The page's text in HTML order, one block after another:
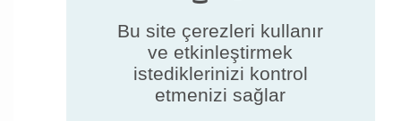
Bana e-posta ile gönderilen ticari
bilgileri almayı kabul ediyorum.
Bu site çerezleri kullanır
ve etkinleştirmek
istediklerinizi kontrol
etmenizi sağlar